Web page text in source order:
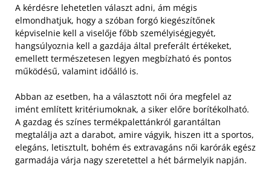
A kérdésre lehetetlen választ adni, ám mégis
elmondhatjuk, hogy a szóban forgó kiegészítőnek
képviselnie kell a viselője főbb személyiségjegyét,
hangsúlyoznia kell a gazdája által preferált értékeket,
emellett természetesen legyen megbízható és pontos
működésű, valamint időálló is.
Abban az esetben, ha a választott női óra megfelel az
imént említett kritériumoknak, a siker előre borítékolható.
A gazdag és színes termékpalettánkról garantáltan
megtalálja azt a darabot, amire vágyik, hiszen itt a sportos,
elegáns, letisztult, bohém és extravagáns női karórák egész
garmadája várja nagy szeretettel a hét bármelyik napján.